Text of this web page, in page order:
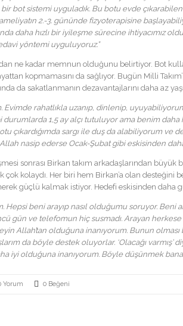
bot sistemi uyguladık. Bu botu evde
2.-3. gününde fizyoterapisine
daha hızlı bir iyileşme sürecine ihtiyacımız
yöntemi uyguluyoruz.”
ne kadar memnun olduğunu belirtiyor. Bot
kopmamasını da sağlıyor. Bugün Milli
da sakatlanmanın dezavantajlarını daha az
Evimde rahatlıkla uzanıp, dinlenip,
1,5 ay alçı tutuluyor ama benim daha
çıkardığımda sargı ile duş da alabiliyorum
nasip ederse Ocak-Şubat gibi eskisinden
sonrası Birkan takım arkadaşlarından büyük
kolaydı. Her biri hem Birkan’a olan desteğini
güçlü kalmak istiyor. Hedefi eskisinden daha
Hepsi beni arayıp nasıl olduğumu soruyor.
gün ve telefomun hiç susmadı. Arayan
Allah’tan olduğuna inanıyorum. Bunun
da böyle destek oluyorlar. ‘Olacağı varmış’
iyi olduğuna inanıyorum. Böyle düşünmek
Yorum 0 Beğeni